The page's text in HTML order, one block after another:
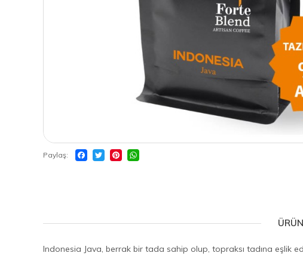
Paylaş
Indonesia Java, berrak bir tada sahip olup, topraksı tadına eşlik